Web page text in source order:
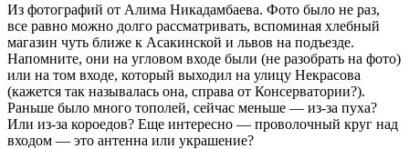
Из фотографий от Алима Никадамбаева. Фото было не раз,
все равно можно долго рассматривать, вспоминая хлебный
магазин чуть ближе к Асакинской и львов на подъезде.
Напомните, они на угловом входе были (не разобрать на фото)
или на том входе, который выходил на улицу Некрасова
(кажется так называлась она, справа от Консерватории?).
Раньше было много тополей, сейчас меньше — из-за пуха?
Или из-за короедов? Еще интересно — проволочный круг над
входом — это антенна или украшение?